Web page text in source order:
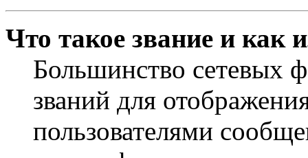
Что такое звание и как
Большинство сетевых
званий для
пользователями